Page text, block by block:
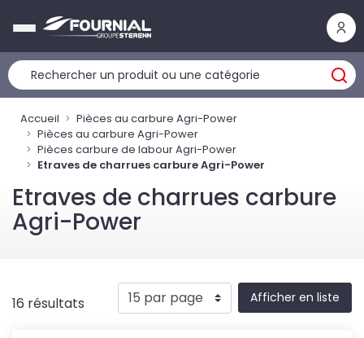
Accueil
Pièces au carbure Agri-Power
Pièces au carbure Agri-Power
Pièces carbure de labour Agri-Power
Etraves de charrues carbure Agri-Power
Etraves de charrues carbure
Agri-Power
16 résultats Afficher en liste